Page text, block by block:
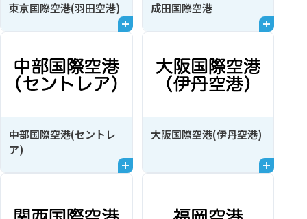
東京国際空港(羽田空港) 成田国際空港
中部国際空港(セントレ
ア)
大阪国際空港(伊丹空港)